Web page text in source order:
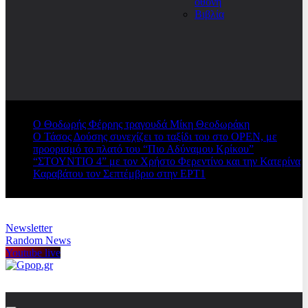
Βιβλία
Ο Θοδωρής Φέρρης τραγουδά Μίκη Θεοδωράκη
Ο Τάσος Δούσης συνεχίζει το ταξίδι του στο OPEN, με
προορισμό το πλατό του “Πιο Αδύναμου Κρίκου”
“ΣΤΟΥΝΤΙΟ 4” με τον Χρήστο Φερεντίνο και την Κατερίνα
Καραβάτου τον Σεπτέμβριο στην ΕΡΤ1
Newsletter
Random News
Youtube live